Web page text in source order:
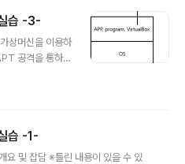
습 -3-
상머신을 이용하
공격을 통하여
것이다.들어가
과 같다.
습 -1-
및 잡담 ※틀린 내용이 있을 수 있